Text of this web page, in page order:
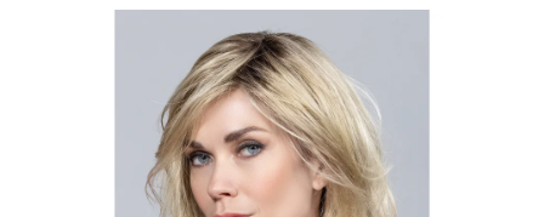
0,0
z
5
hvězdiček.